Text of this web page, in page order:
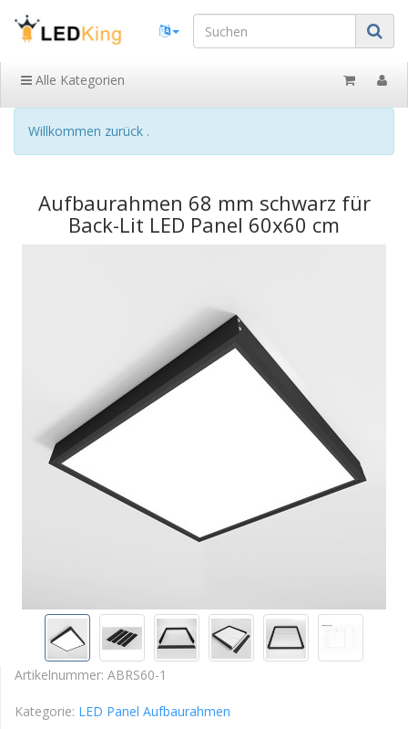
Alle Kategorien
Willkommen zurück .
Aufbaurahmen 68 mm schwarz für
Back-Lit LED Panel 60x60 cm
Artikelnummer: ABRS60-1
Kategorie: LED Panel Aufbaurahmen